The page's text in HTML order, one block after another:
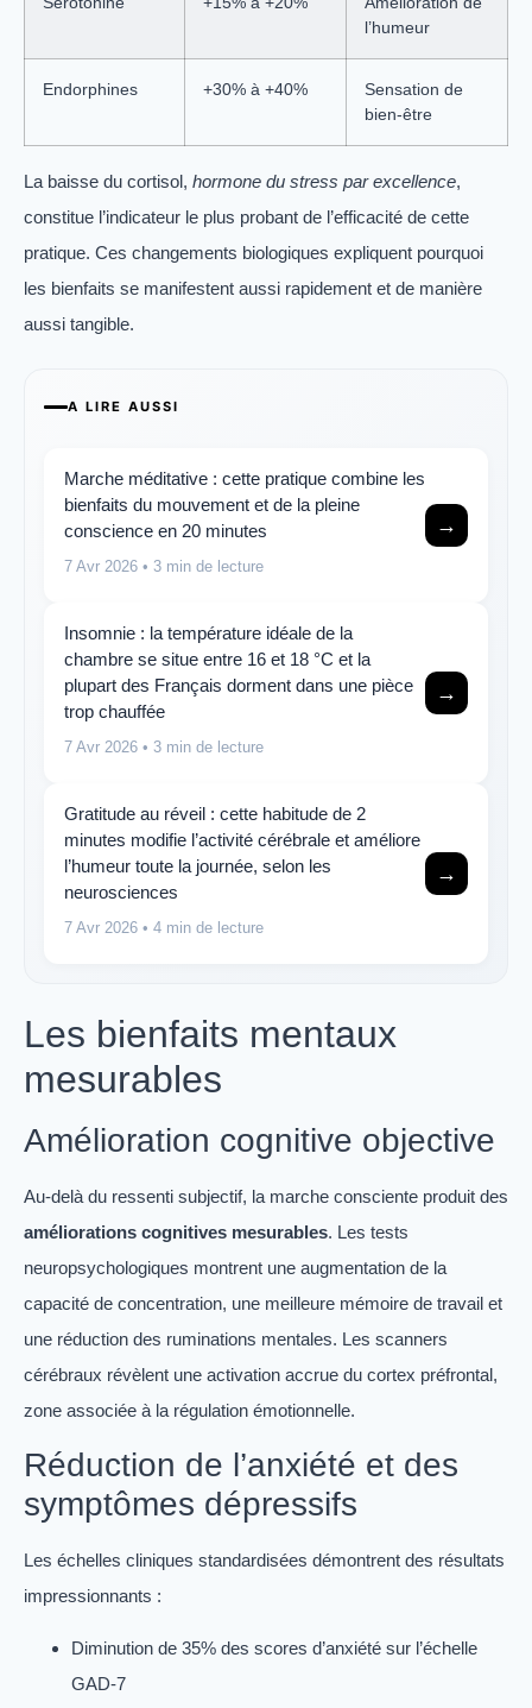
l’humeur
Endorphines +30% à +40%
Sensation de
bien-être
La baisse du cortisol, hormone du stress par excellence,
constitue l’indicateur le plus probant de l’efficacité de cette
pratique. Ces changements biologiques expliquent pourquoi
les bienfaits se manifestent aussi rapidement et de manière
aussi tangible.
A LIRE AUSSI
Marche méditative : cette pratique combine les
bienfaits du mouvement et de la pleine
conscience en 20 minutes
7 Avr 2026 • 3 min de lecture
→
Insomnie : la température idéale de la
chambre se situe entre 16 et 18 °C et la
plupart des Français dorment dans une pièce
trop chauffée
7 Avr 2026 • 3 min de lecture
→
Gratitude au réveil : cette habitude de 2
minutes modifie l’activité cérébrale et améliore
l’humeur toute la journée, selon les
neurosciences
7 Avr 2026 • 4 min de lecture
→
Les bienfaits mentaux
mesurables
Amélioration cognitive objective
Au-delà du ressenti subjectif, la marche consciente produit des
améliorations cognitives mesurables. Les tests
neuropsychologiques montrent une augmentation de la
capacité de concentration, une meilleure mémoire de travail et
une réduction des ruminations mentales. Les scanners
cérébraux révèlent une activation accrue du cortex préfrontal,
zone associée à la régulation émotionnelle.
Réduction de l’anxiété et des
symptômes dépressifs
Les échelles cliniques standardisées démontrent des résultats
impressionnants :
Diminution de 35% des scores d’anxiété sur l’échelle
GAD-7